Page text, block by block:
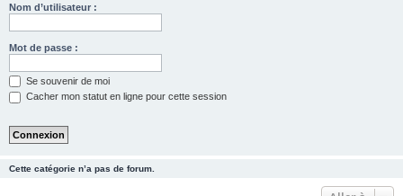
Nom d’utilisateur :
Mot de passe :
Se souvenir de moi
Cacher mon statut en ligne pour cette session
Cette catégorie n’a pas de forum.